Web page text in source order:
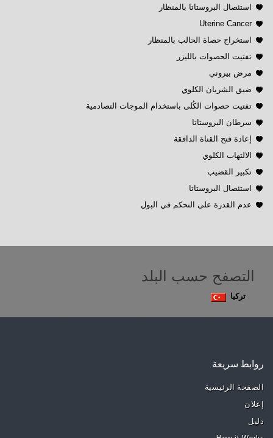
استئصال البروستاتا بالمنظار
Uterine Cancer
استخراج حصاة الحالب بالمنظار
تفتيت الحصوات بالليزر
مرض بيروني
ضيق الشريان الكلوي
تفتيت حصوات الكُلى باستخدام الموجات التصادمية
سرطان البروستاتا
إعادة فتح القناة الدافقة
الالتهاب الكلوي
تكبير القضيب
استئصال البروستاتا
عدم القدرة على التحكم في البول
التصفح حسب البلد
تركيا
روابط سريعة
الصفحة الرئيسية
إعلان
دليل